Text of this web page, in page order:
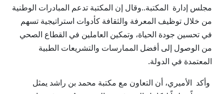
مجلس إدارة المكتبة..وقال إن المكتبة تدعم المبادرات الوطنية
من خلال توظيف المعرفة والثقافة كأدوات استراتيجية تسهم
في تحسين جودة الحياة، وتمكين العاملين في القطاع الصحي
من الوصول إلى أفضل الممارسات والتشريعات الطبية
المعتمدة في الدولة.
وأكد الأميري، أن التعاون مع مكتبة محمد بن راشد يمثل